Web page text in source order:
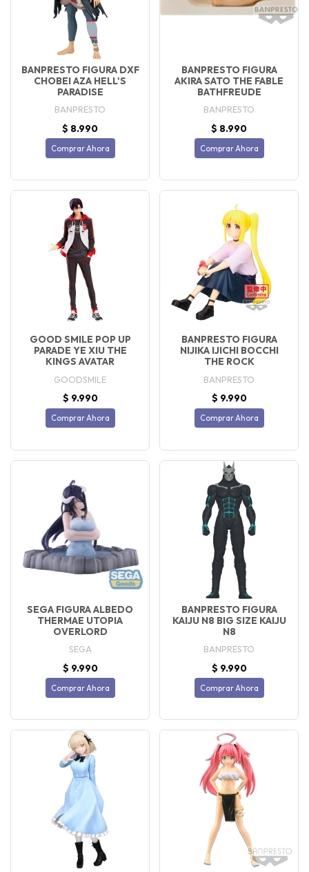
BANPRESTO FIGURA DXF
CHOBEI AZA HELL'S
PARADISE
BANPRESTO
$ 8.990
Comprar Ahora
BANPRESTO FIGURA
AKIRA SATO THE FABLE
BATHFREUDE
BANPRESTO
$ 8.990
Comprar Ahora
GOOD SMILE POP UP
PARADE YE XIU THE
KINGS AVATAR
GOODSMILE
$ 9.990
Comprar Ahora
BANPRESTO FIGURA
NIJIKA IJICHI BOCCHI
THE ROCK
BANPRESTO
$ 9.990
Comprar Ahora
SEGA FIGURA ALBEDO
THERMAE UTOPIA
OVERLORD
SEGA
$ 9.990
Comprar Ahora
BANPRESTO FIGURA
KAIJU N8 BIG SIZE KAIJU
N8
BANPRESTO
$ 9.990
Comprar Ahora